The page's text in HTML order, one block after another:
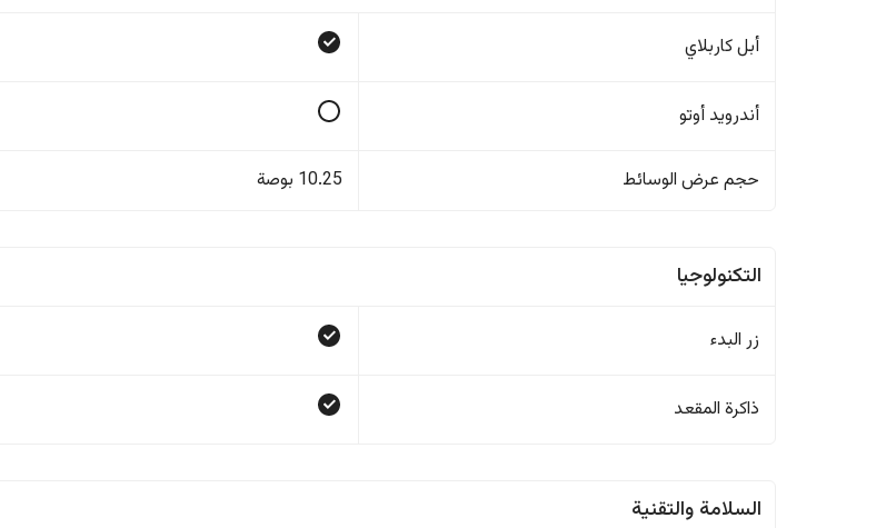
أبل كاربلاي
أندرويد أوتو
حجم عرض الوسائط 10.25 بوصة
التكنولوجيا
زر البدء
ذاكرة المقعد
السلامة والتقنية